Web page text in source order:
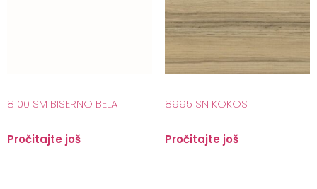
8100 SM BISERNO BELA
Pročitajte još
8995 SN KOKOS
Pročitajte još